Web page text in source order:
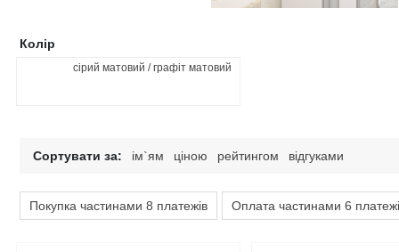
Колір
сірий матовий / графіт матовий
Сортувати за: ім`ям ціною рейтингом відгуками
Покупка частинами 8 платежів Оплата частинами 6